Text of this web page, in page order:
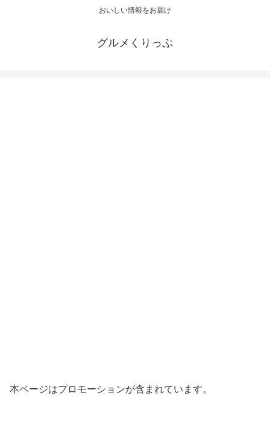
おいしい情報をお届け
グルメくりっぷ
本ページはプロモーションが含まれています。